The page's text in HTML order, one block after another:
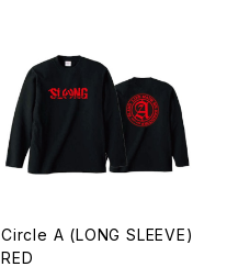
Circle A (LONG SLEEVE)
RED